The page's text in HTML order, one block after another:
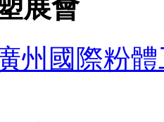
展會
州國際粉